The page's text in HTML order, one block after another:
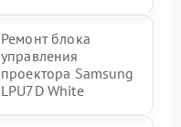
Ремонт блока
управления
проектора Samsung
LPU7D White